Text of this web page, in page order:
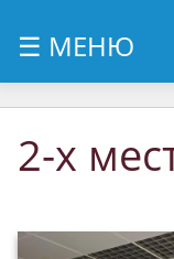
☰ МЕНЮ
2-х